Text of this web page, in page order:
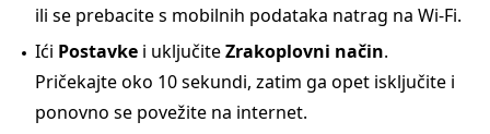
ili se prebacite s mobilnih podataka natrag na Wi‑Fi.
Ići Postavke i uključiteZrakoplovni način.
Pričekajte oko 10 sekundi, zatim ga opet isključite i
ponovno se povežite na internet.